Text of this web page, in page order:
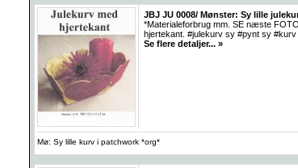
JBJ JU 0008/ Mønster: Sy lille
*Materialeforbrug mm. SE næste
hjertekant. #julekurv sy #pynt sy
Se flere detaljer... »
Mø: Sy lille kurv i patchwork *org*